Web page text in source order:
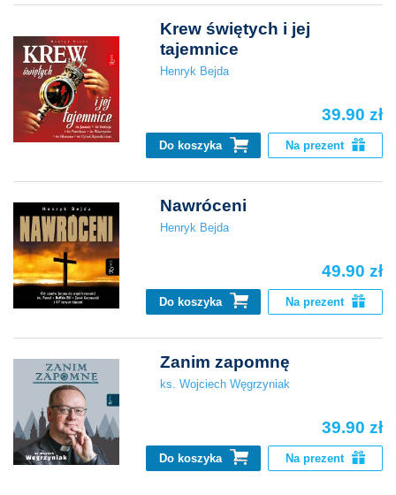
Krew świętych i jej
tajemnice
Henryk Bejda
39.90 zł
Do koszyka Na prezent
Nawróceni
Henryk Bejda
49.90 zł
Do koszyka Na prezent
Zanim zapomnę
ks. Wojciech Węgrzyniak
39.90 zł
Do koszyka Na prezent